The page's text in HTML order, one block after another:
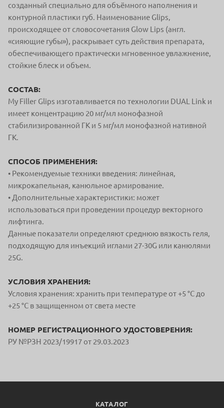
созданный специально для объёмного наполнения и
контурной пластики губ. Наименование Glips,
происходящее от словосочетания Glow Lips (англ.
«сияющие губы»), раскрывает суть действия препарата,
обеспечивающего практически мгновенное увлажнение,
стойкие блеск и объем.
СОСТАВ:
My Filler Glips изготавливается по технологии DUAL Link и
имеет концентрацию 20 мг/мл монофазной
стабилизированной ГК и 5 мг/мл монофазной нативной
ГК.
СПОСОБ ПРИМЕНЕНИЯ:
• Рекомендуемые техники введения: линейная,
микрокапельная, канюльное армирование.
• Дополнительные характеристики: может
использоваться при проведении процедур векторного
лифтинга.
Данные показатели определяют среднюю вязкость геля,
подходящую для инъекций иглами 27-30G или канюлями
25G.
УСЛОВИЯ ХРАНЕНИЯ:
Условия хранения: хранить при температуре от +5 °С до
+25 °С в защищенном от света месте
НОМЕР РЕГИСТРАЦИОННОГО УДОСТОВЕРЕНИЯ:
РУ №РЗН 2023/19917 от 29.03.2023
КАТАЛОГ